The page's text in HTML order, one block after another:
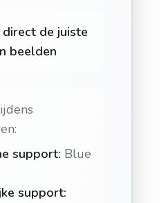
direct de juiste
beelden
support: Blue
support: